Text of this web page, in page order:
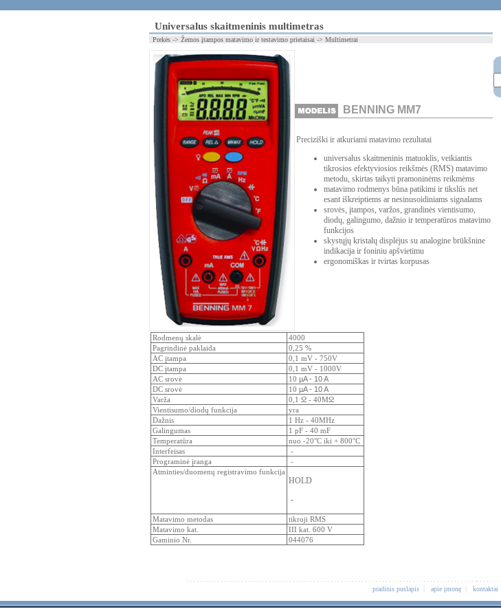
Universalus skaitmeninis multimetras
Prekės -> Žemos įtampos matavimo ir testavimo prietaisai -> Multimetrai
BENNING MM7
Preciziški ir atkuriami matavimo rezultatai
universalus skaitmeninis matuoklis, veikiantis
tikrosios efektyviosios reikšmės (RMS) matavimo
metodu, skirtas taikyti pramoninėms reikmėms
matavimo rodmenys būna patikimi ir tikslūs net
esant iškreiptiems ar nesinusoidiniams signalams
srovės, įtampos, varžos, grandinės vientisumo,
diodų, galingumo, dažnio ir temperatūros matavimo
funkcijos
skystųjų kristalų displėjus su analogine brūkšnine
indikacija ir foniniu apšvietimu
ergonomiškas ir tvirtas korpusas
Rodmenų skalė
4000
Pagrindinė paklaida
0,25 %
AC įtampa
0,1 mV - 750V
DC įtampa
0,1 mV - 1000V
AC srovė
10 µA - 10 A
DC srovė
10 µA - 10 A
Varža
0,1 Ω - 40MΩ
Vientisumo/diodų funkcija
yra
Dažnis
1 Hz - 40MHz
Galingumas
1 pF - 40 mF
Temperatūra
nuo -20°C iki + 800°C
Interfeisas
-
Programinė įranga
-
Atminties/duomenų registravimo funkcija
HOLD
-
Matavimo metodas
tikroji RMS
Matavimo kat.
III kat. 600 V
Gaminio Nr.
044076
pradinis puslapis| apie įmonę| kontaktai